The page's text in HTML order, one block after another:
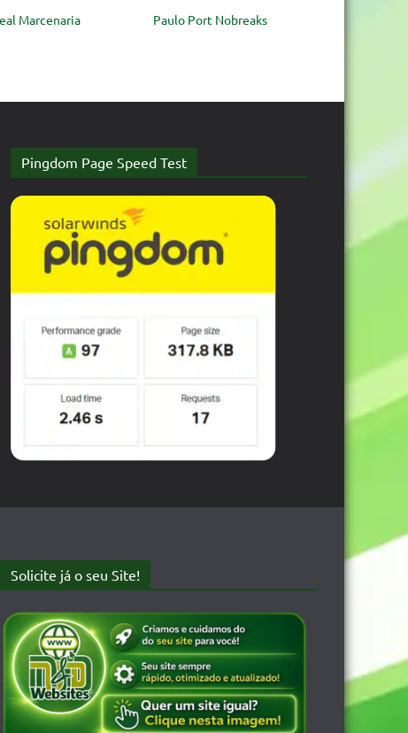
Marcenaria Paulo Port Nobreaks
Pingdom Page Speed Test
Solicite já o seu Site!